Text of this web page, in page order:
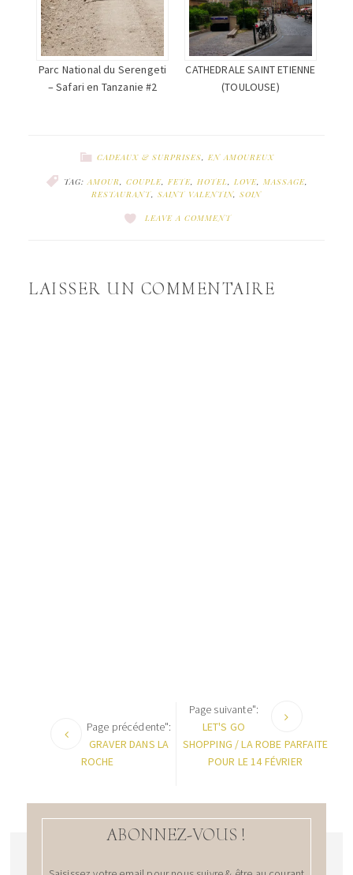
Parc National du Serengeti
– Safari en Tanzanie #2
CATHEDRALE SAINT ETIENNE
(TOULOUSE)
CADEAUX & SURPRISES EN AMOUREUX
TAG: AMOUR COUPLE, FETE, HOTEL LOVE, MASSAGE,
RESTAURANT, SAINT VALENTIN, SOIN
LEAVE A COMMENT
LAISSER UN COMMENTAIRE
Page précédente":
GRAVER DANS LA
ROCHE
Page suivante":
LET'S GO
SHOPPING / LA ROBE PARFAITE
POUR LE 14 FÉVRIER
ABONNEZ-VOUS !